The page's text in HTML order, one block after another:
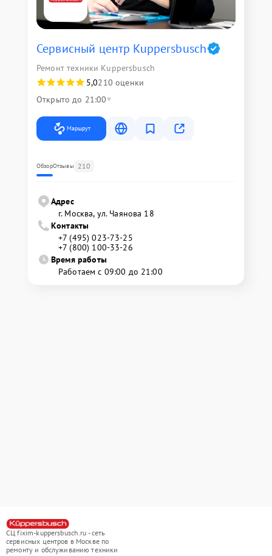
Сервисный центр Kuppersbusch
Ремонт техники Kuppersbusch
5,0210 оценки
Открыто до 21:00
Маршрут
ОбзорОтзывы 210
Адрес
г. Москва, ул. Чаянова 18
Контакты
+7 (495) 023-73-25
+7 (800) 100-33-26
Время работы
Работаем с 09:00 до 21:00
СЦ fixim-kuppersbusch.ru - сеть
сервисных центров в Москве по
ремонту и обслуживанию техники